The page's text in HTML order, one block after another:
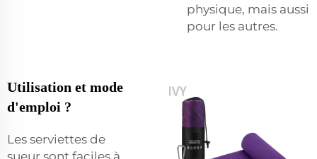
physique, mais aussi
pour les autres.
Utilisation et mode
d'emploi ?
Les serviettes de
sueur sont faciles à